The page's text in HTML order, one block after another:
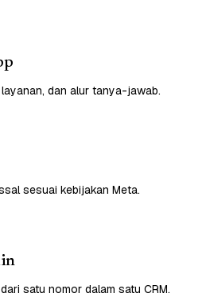
dan alur tanya-jawab.
sesuai kebijakan Meta.
satu nomor dalam satu CRM.